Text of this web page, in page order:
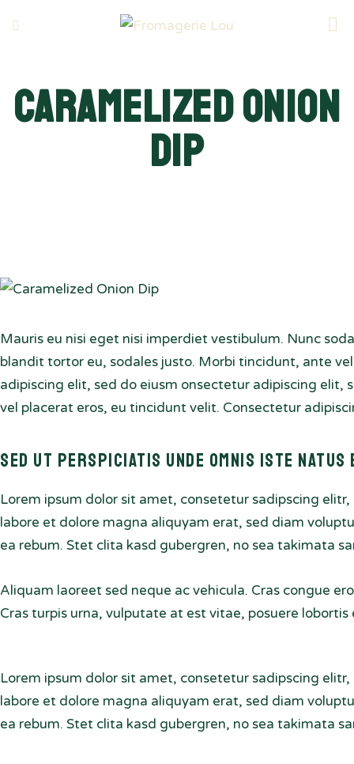
Caramelized Onion
Dip
Mauris eu nisi eget nisi imperdiet vestibulum. Nunc
blandit tortor eu, sodales justo. Morbi tincidunt, ante
adipiscing elit, sed do eiusm onsectetur adipiscing
vel placerat eros, eu tincidunt velit. Consectetur
Sed ut perspiciatis unde omnis iste natus
Lorem ipsum dolor sit amet, consetetur sadipscing
labore et dolore magna aliquyam erat, sed diam
ea rebum. Stet clita kasd gubergren, no sea takimata
Aliquam laoreet sed neque ac vehicula. Cras congue
Cras turpis urna, vulputate at est vitae, posuere lobortis
Lorem ipsum dolor sit amet, consetetur sadipscing
labore et dolore magna aliquyam erat, sed diam
ea rebum. Stet clita kasd gubergren, no sea takimata